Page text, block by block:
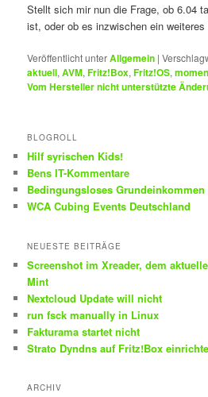
Stellt sich mir nun die Frage, ob 6.04
ist, oder ob es inzwischen ein weiteres
Veröffentlicht unterAllgemein |
aktuell,AVM,Fritz!Box,Fritz!OS,
Vom Hersteller nicht unterstützte
BLOGROLL
Hilf syrischen Kids!
Bens IT-Kommentare
Bedingungsloses Grundeinkommen
WCA Cubing Events Deutschland
NEUESTE BEITRÄGE
Screenshot im Xreader, dem
Mint
Nextcloud Update will nicht
run fsck manually in Linux
Fakturama startet nicht
Strato Dyndns auf Fritz!Box
ARCHIV